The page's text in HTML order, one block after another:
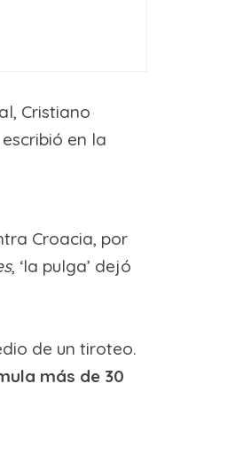
Cristiano
en la
Croacia, por
, ‘la pulga’ dejó
de un tiroteo.
más de 30